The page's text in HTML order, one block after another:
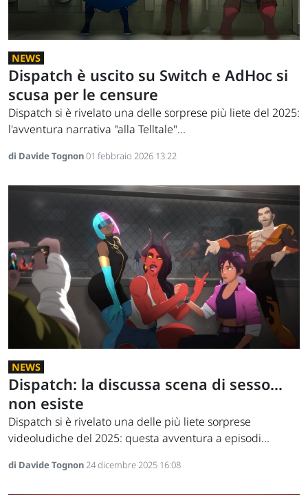
NEWS
Dispatch è uscito su Switch e AdHoc si
scusa per le censure
Dispatch si è rivelato una delle sorprese più liete del 2025:
l'avventura narrativa "alla Telltale"...
di Davide Tognon01 febbraio 2026 13:22
NEWS
Dispatch: la discussa scena di sesso...
non esiste
Dispatch si è rivelato una delle più liete sorprese
videoludiche del 2025: questa avventura a episodi...
di Davide Tognon24 dicembre 2025 16:08